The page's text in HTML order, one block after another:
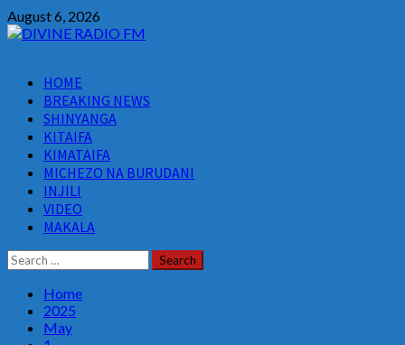
Skip
to
August 6, 2026
Primary
Menu
HOME
BREAKING NEWS
SHINYANGA
KITAIFA
KIMATAIFA
MICHEZO NA BURUDANI
INJILI
VIDEO
MAKALA
Search
for:
Home
2025
May